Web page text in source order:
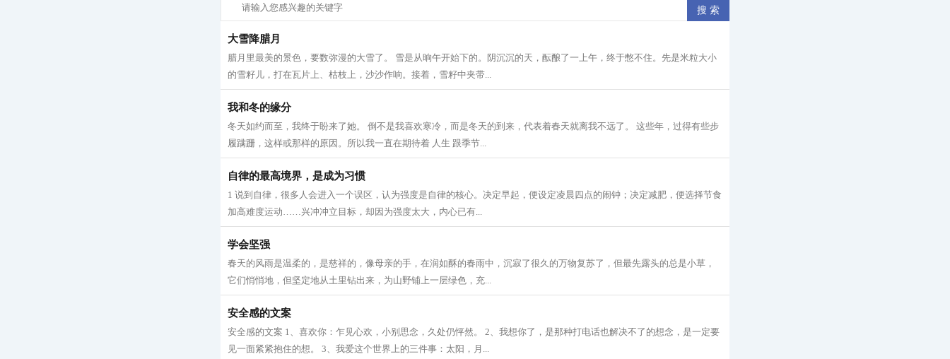
大雪降腊月
腊月里最美的景色，要数弥漫的大雪了。 雪是从晌午开始下的。阴沉沉的天，酝酿了一上午，终于憋不住。先是米粒大小
的雪籽儿，打在瓦片上、枯枝上，沙沙作响。接着，雪籽中夹带...
我和冬的缘分
冬天如约而至，我终于盼来了她。 倒不是我喜欢寒冷，而是冬天的到来，代表着春天就离我不远了。 这些年，过得有些步
履蹒跚，这样或那样的原因。所以我一直在期待着 人生 跟季节...
自律的最高境界，是成为习惯
1 说到自律，很多人会进入一个误区，认为强度是自律的核心。决定早起，便设定凌晨四点的闹钟；决定减肥，便选择节食
加高难度运动……兴冲冲立目标，却因为强度太大，内心已有...
学会坚强
春天的风雨是温柔的，是慈祥的，像母亲的手，在润如酥的春雨中，沉寂了很久的万物复苏了，但最先露头的总是小草，
它们悄悄地，但坚定地从土里钻出来，为山野铺上一层绿色，充...
安全感的文案
安全感的文案 1、喜欢你：乍见心欢，小别思念，久处仍怦然。 2、我想你了，是那种打电话也解决不了的想念，是一定要
见一面紧紧抱住的想。 3、我爱这个世界上的三件事：太阳，月...